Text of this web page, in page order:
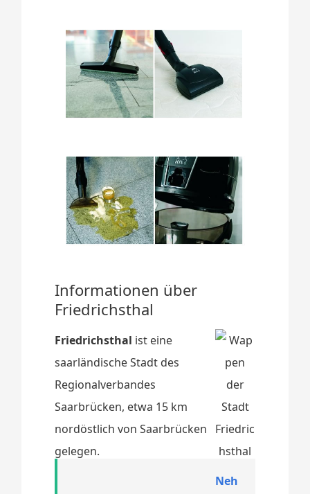
Informationen über
Friedrichsthal
Friedrichsthal ist eine
saarländische Stadt des
Regionalverbandes
Saarbrücken, etwa 15 km
nordöstlich von Saarbrücken
gelegen.
Neh